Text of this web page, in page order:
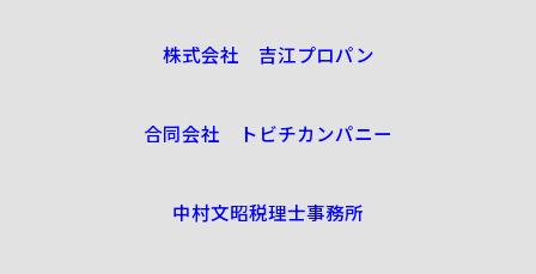
株式会社 吉江プロパン
合同会社 トビチカンパニー
中村文昭税理士事務所